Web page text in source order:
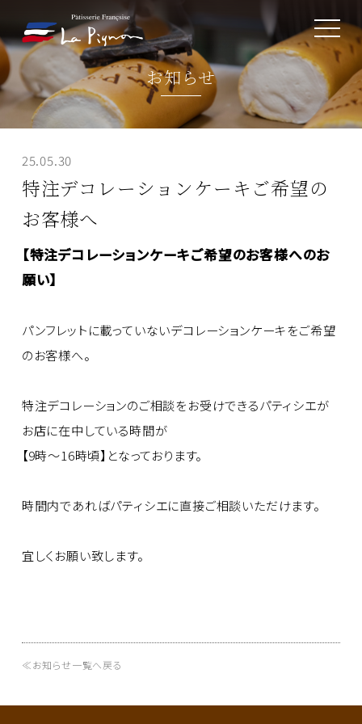
お知らせ
25.05.30
特注デコレーションケーキご希望の
お客様へ
【特注デコレーションケーキご希望のお客様へのお
願い】
パンフレットに載っていないデコレーションケーキをご希望
のお客様へ。
特注デコレーションのご相談をお受けできるパティシエが
お店に在中している時間が
【9時～16時頃】となっております。
時間内であればパティシエに直接ご相談いただけます。
宜しくお願い致します。
≪お知らせ一覧へ戻る